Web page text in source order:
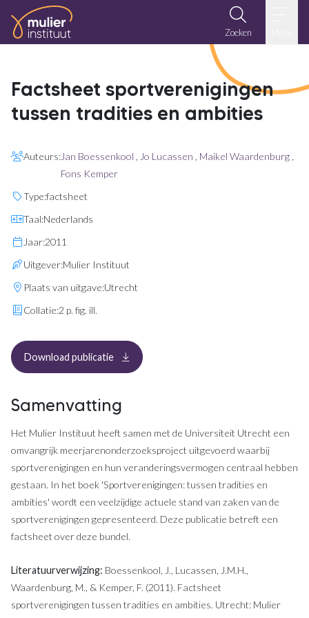
Ga naar de inhoud
Zoeken
Factsheet sportverenigingen
tussen tradities en ambities
Auteurs:Jan Boessenkool Jo Lucassen Maikel Waardenburg
Fons Kemper
Type:factsheet
Taal:Nederlands
Jaar:2011
Uitgever:Mulier Instituut
Plaats van uitgave:Utrecht
Collatie:2 p. fig. ill.
Download publicatie , opent in een nieuw tabblad
Samenvatting
Het Mulier Instituut heeft samen met de Universiteit Utrecht een
omvangrijk meerjarenonderzoeksproject uitgevoerd waarbij
sportverenigingen en hun veranderingsvermogen centraal hebben
gestaan. In het boek 'Sportverenigingen: tussen tradities en
ambities' wordt een veelzijdige actuele stand van zaken van de
sportverenigingen gepresenteerd. Deze publicatie betreft een
factsheet over deze bundel.
Literatuurverwijzing: Boessenkool, J., Lucassen, J.M.H.,
Waardenburg, M., & Kemper, F. (2011). Factsheet
sportverenigingen tussen tradities en ambities. Utrecht: Mulier